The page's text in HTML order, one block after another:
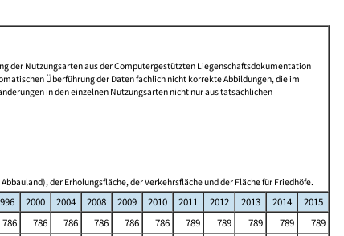
der Nutzungsarten aus der Computergestützten Liegenschaftsdokumentation
Überführung der Daten fachlich nicht korrekte Abbildungen, die im
in den einzelnen Nutzungsarten nicht nur aus tatsächlichen
der Erholungsfläche, der Verkehrsfläche und der Fläche für Friedhöfe.
2000 2004 2008 2009 2010 2011 2012 2013 2014
2015
786 786 786 786 786 786 789 789 789 789
789